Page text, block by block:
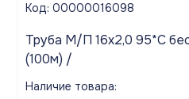
Код: 00000016098
Труба М/П 16х2,0 95*С бесшовная AQUALINK
(100м) /
Наличие товара: